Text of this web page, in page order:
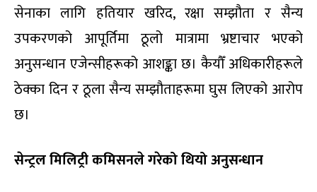
सेनाका लागि हतियार खरिद, रक्षा सम्झौता र सैन्य
उपकरणको आपूर्तिमा ठूलो मात्रामा भ्रष्टाचार भएको
अनुसन्धान एजेन्सीहरूको आशङ्का छ। कैयौँ अधिकारीहरूले
ठेक्का दिन र ठूला सैन्य सम्झौताहरूमा घुस लिएको आरोप
छ।
सेन्ट्रल मिलिट्री कमिसनले गरेको थियो अनुसन्धान